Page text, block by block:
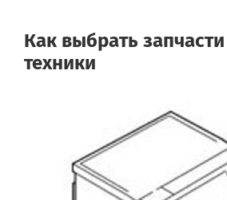
Как выбрать
техники